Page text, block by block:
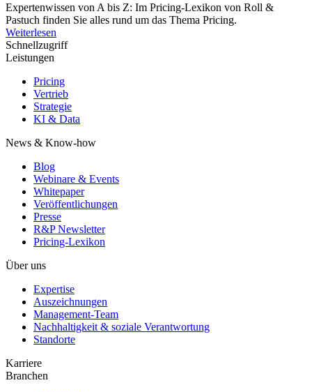
Expertenwissen von A bis Z: Im Pricing-Lexikon von Roll &
Pastuch finden Sie alles rund um das Thema Pricing.
Weiterlesen
Schnellzugriff
Leistungen
Pricing
Vertrieb
Strategie
KI & Data
News & Know-how
Blog
Webinare & Events
Whitepaper
Veröffentlichungen
Presse
R&P Newsletter
Pricing-Lexikon
Über uns
Expertise
Auszeichnungen
Management-Team
Nachhaltigkeit & soziale Verantwortung
Standorte
Karriere
Branchen